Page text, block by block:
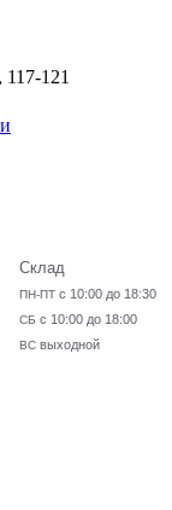
121
Склад
ПН-ПТ с 10:00 до 18:30
СБ с 10:00 до 18:00
ВС выходной